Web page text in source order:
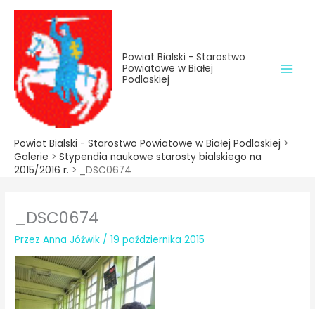
treści
Przejdź
treści
Powiat Bialski - Starostwo
Powiatowe w Białej
Podlaskiej
Powiat Bialski - Starostwo Powiatowe w Białej Podlaskiej >
Galerie > Stypendia naukowe starosty bialskiego na
2015/2016 r. > _DSC0674
_DSC0674
PrzezAnna Jóźwik /19 października 2015